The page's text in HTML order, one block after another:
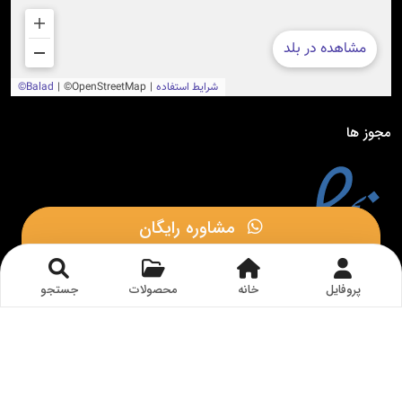
پروفایل خانه محصولات جستجو
مشاوره رایگان
مشاوره در بله
مجوز ها